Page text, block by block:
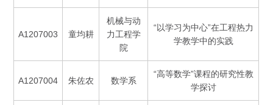
A1207003 童均耕
机械与动
力工程学
院
“以学习为中心”在工程热力
学教学中的实践
A1207004 朱佐农 数学系
“高等数学”课程的研究性教
学探讨